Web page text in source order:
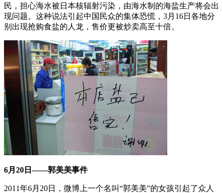
民，担心海水被日本核辐射污染，由海水制的海盐生产将会出
现问题。这种说法引起中国民众的集体恐慌，3月16日各地分
别出现抢购食盐的人龙，售价更被炒卖高至十倍。
6月20日——郭美美事件
2011年6月20日，微博上一个名叫“郭美美”的女孩引起了众人